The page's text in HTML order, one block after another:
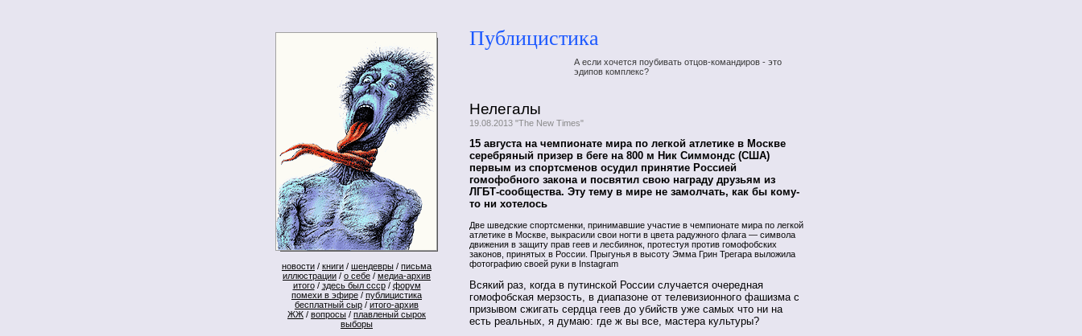
новости / книги / шендевры / письма
иллюстрации / о себе / медиа-архив
итого/ здесь был ссср/ форум
помехи в эфире / публицистика
бесплатный сыр / итого-архив
ЖЖ / вопросы / плавленый сырок
выборы
Публицистика
А если хочется поубивать отцов-командиров - это
эдипов комплекс?
Нелегалы
19.08.2013 "The New Times"
15 августа на чемпионате мира по легкой атлетике в Москве
серебряный призер в беге на 800 м Ник Симмондс (США)
первым из спортсменов осудил принятие Россией
гомофобного закона и посвятил свою награду друзьям из
ЛГБТ-сообщества. Эту тему в мире не замолчать, как бы кому-
то ни хотелось
Две шведские спортсменки, принимавшие участие в чемпионате мира по легкой
атлетике в Москве, выкрасили свои ногти в цвета радужного флага — символа
движения в защиту прав геев и лесбиянок, протестуя против гомофобских
законов, принятых в России. Прыгунья в высоту Эмма Грин Трегара выложила
фотографию своей руки в Instagram
Всякий раз, когда в путинской России случается очередная
гомофобская мерзость, в диапазоне от телевизионного фашизма с
призывом сжигать сердца геев до убийств уже самых что ни на
есть реальных, я думаю: где ж вы все, мастера культуры?